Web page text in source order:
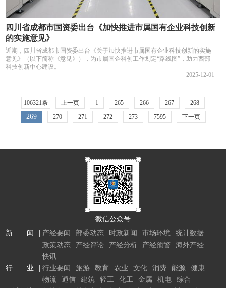
四川省成都市国资委出台《加快推进市属国有企业科技创新
的实施意见》
近期，四川省成都市国资委出台《关于加快推进市属国有企业科技创新的实施
意见》（以下简称《意见》），为市属国企科创工作划定“路线图”，助力西部
科技创新中心建设。
2025-12-01
106321条 上一页 1 265 266 267 268
269 270 271 272 273 7595 下一页
微信公众号
新 闻
产经要闻 部委动态 时政新闻 市场环境
统计数据
政策动态
产经评论 产经分析 产经预警
海外产经
快讯
行 业
行业要闻 旅游 教育 农业 文化 消费 能源
健康
物流
通信 建筑 轻工 化工 金属 机电
综合